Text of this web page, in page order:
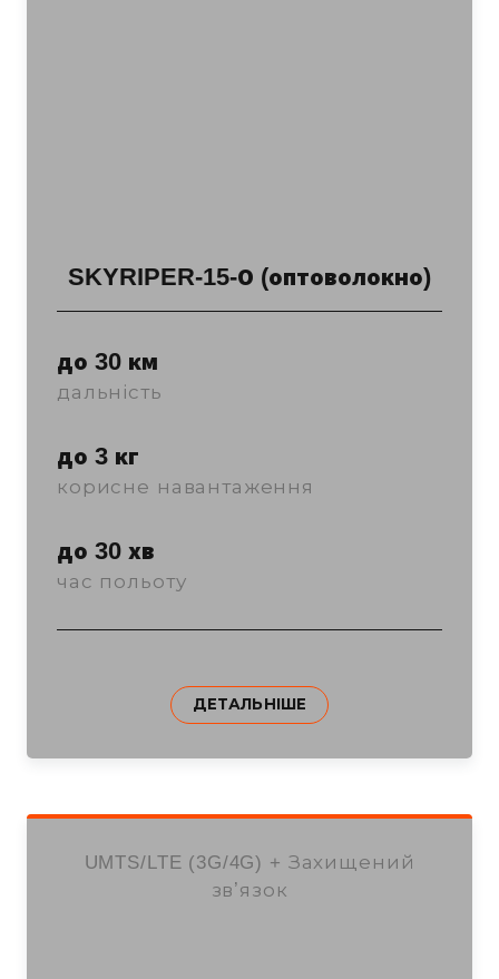
SKYRIPER-15-О (оптоволокно)
до 30 км
дальність
до 3 кг
корисне навантаження
до 30 хв
час польоту
ДЕТАЛЬНІШЕ
UMTS/LTE (3G/4G) + Захищений
звʼязок